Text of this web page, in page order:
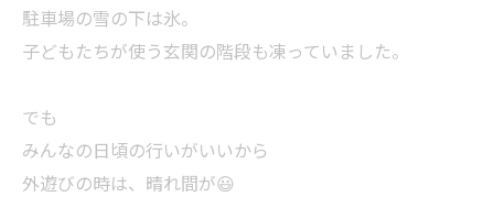
駐車場の雪の下は氷。
子どもたちが使う玄関の階段も凍っていました。
でも
みんなの日頃の行いがいいから
外遊びの時は、晴れ間が😃